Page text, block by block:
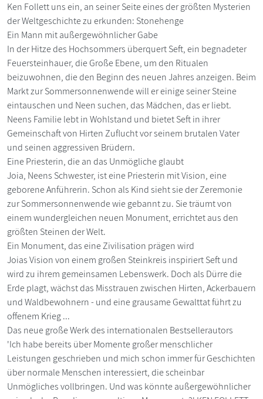
Ken Follett uns ein, an seiner Seite eines der größten Mysterien
der Weltgeschichte zu erkunden: Stonehenge
Ein Mann mit außergewöhnlicher Gabe
In der Hitze des Hochsommers überquert Seft, ein begnadeter
Feuersteinhauer, die Große Ebene, um den Ritualen
beizuwohnen, die den Beginn des neuen Jahres anzeigen. Beim
Markt zur Sommersonnenwende will er einige seiner Steine
eintauschen und Neen suchen, das Mädchen, das er liebt.
Neens Familie lebt in Wohlstand und bietet Seft in ihrer
Gemeinschaft von Hirten Zuflucht vor seinem brutalen Vater
und seinen aggressiven Brüdern.
Eine Priesterin, die an das Unmögliche glaubt
Joia, Neens Schwester, ist eine Priesterin mit Vision, eine
geborene Anführerin. Schon als Kind sieht sie der Zeremonie
zur Sommersonnenwende wie gebannt zu. Sie träumt von
einem wundergleichen neuen Monument, errichtet aus den
größten Steinen der Welt.
Ein Monument, das eine Zivilisation prägen wird
Joias Vision von einem großen Steinkreis inspiriert Seft und
wird zu ihrem gemeinsamen Lebenswerk. Doch als Dürre die
Erde plagt, wächst das Misstrauen zwischen Hirten, Ackerbauern
und Waldbewohnern - und eine grausame Gewalttat führt zu
offenem Krieg ...
Das neue große Werk des internationalen Bestsellerautors
'Ich habe bereits über Momente großer menschlicher
Leistungen geschrieben und mich schon immer für Geschichten
über normale Menschen interessiert, die scheinbar
Unmögliches vollbringen. Und was könnte außergewöhnlicher